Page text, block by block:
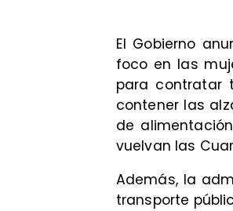
El Gobierno
foco en las
para contratar
contener las
de
vuelvan las
Además, la
transporte